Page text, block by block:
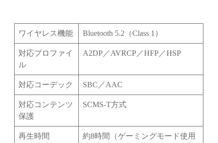
ワイヤレス機能 Bluetooth 5.2（Class 1）
対応プロファイ
ル
A2DP／AVRCP／HFP／HSP
対応コーデック SBC／AAC
対応コンテンツ
保護
SCMS-T方式
再生時間
約8時間（ゲーミングモード使用